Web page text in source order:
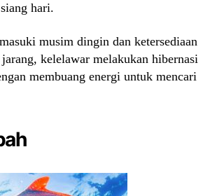
hari.
musim dingin dan ketersediaan
jarang, kelelawar melakukan hibernasi
membuang energi untuk mencari